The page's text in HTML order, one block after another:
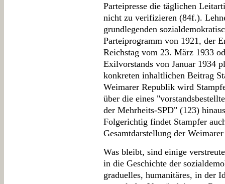
Parteipresse die täglichen
nicht zu verifizieren (84f.).
grundlegenden
Parteiprogramm von 1921, der
Reichstag vom 23. März 1933
Exilvorstands von Januar 1934
konkreten inhaltlichen Beitrag
Weimarer Republik wird
über die eines
der Mehrheits-SPD" (123)
Folgerichtig findet Stampfer
Gesamtdarstellung der
Was bleibt, sind einige
in die Geschichte der
graduelles, humanitäres, in der